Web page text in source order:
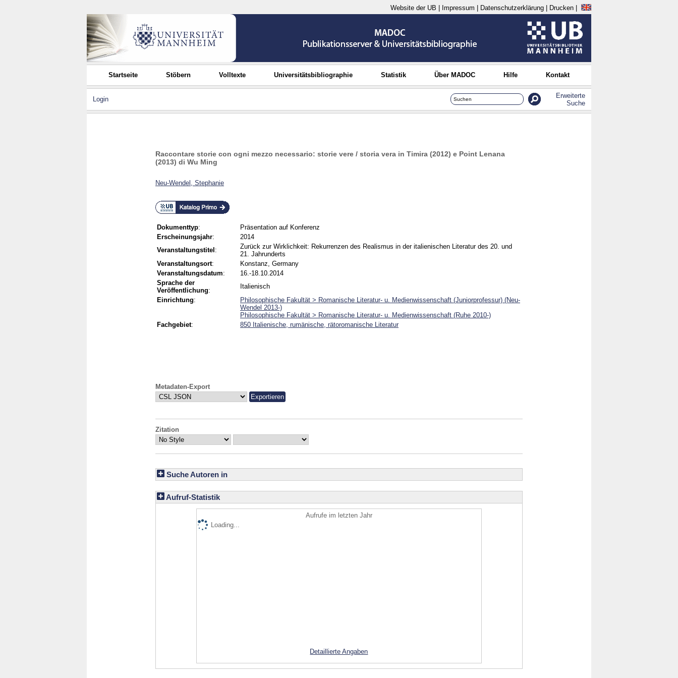
Website der UB Impressum Datenschutzerklärung Drucken
Startseite Stöbern Volltexte Universitätsbibliographie Statistik Über MADOC Hilfe Kontakt
Login
Erweiterte
Suche
Raccontare storie con ogni mezzo necessario: storie vere / storia vera in Timira (2012) e Point Lenana
(2013) di Wu Ming
Neu-Wendel, Stephanie
Dokumenttyp:
Präsentation auf Konferenz
Erscheinungsjahr:
2014
Veranstaltungstitel :
Zurück zur Wirklichkeit: Rekurrenzen des Realismus in der italienischen Literatur des 20. und
21. Jahrunderts
Veranstaltungsort:
Konstanz, Germany
Veranstaltungsdatum:
16.-18.10.2014
Sprache der
Veröffentlichung:
Italienisch
Einrichtung:
Philosophische Fakultät > Romanische Literatur- u. Medienwissenschaft (Juniorprofessur) (Neu-
Wendel 2013-)
Philosophische Fakultät > Romanische Literatur- u. Medienwissenschaft (Ruhe 2010-)
Fachgebiet: 850 Italienische, rumänische, rätoromanische Literatur
Metadaten-Export
Zitation
Suche Autoren in
Aufruf-Statistik
Aufrufe im letzten Jahr
Loading...
Detaillierte Angaben